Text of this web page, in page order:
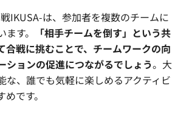
IKUSA-は、参加者を複数のチームに
す。
「相手チームを倒す」という共
合戦に挑むことで、チームワークの向
ションの促進につながるでしょう。大
な、誰でも気軽に楽しめるアクティビ
です。